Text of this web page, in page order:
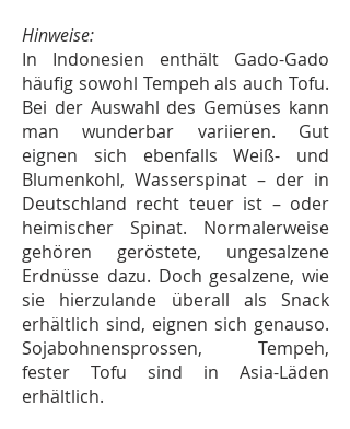
Hinweise:
In Indonesien enthält Gado-Gado
häufig sowohl Tempeh als auch Tofu.
Bei der Auswahl des Gemüses kann
man wunderbar variieren. Gut
eignen sich ebenfalls Weiß- und
Blumenkohl, Wasserspinat – der in
Deutschland recht teuer ist – oder
heimischer Spinat. Normalerweise
gehören geröstete, ungesalzene
Erdnüsse dazu. Doch gesalzene, wie
sie hierzulande überall als Snack
erhältlich sind, eignen sich genauso.
Sojabohnensprossen, Tempeh,
fester Tofu sind in Asia-Läden
erhältlich.